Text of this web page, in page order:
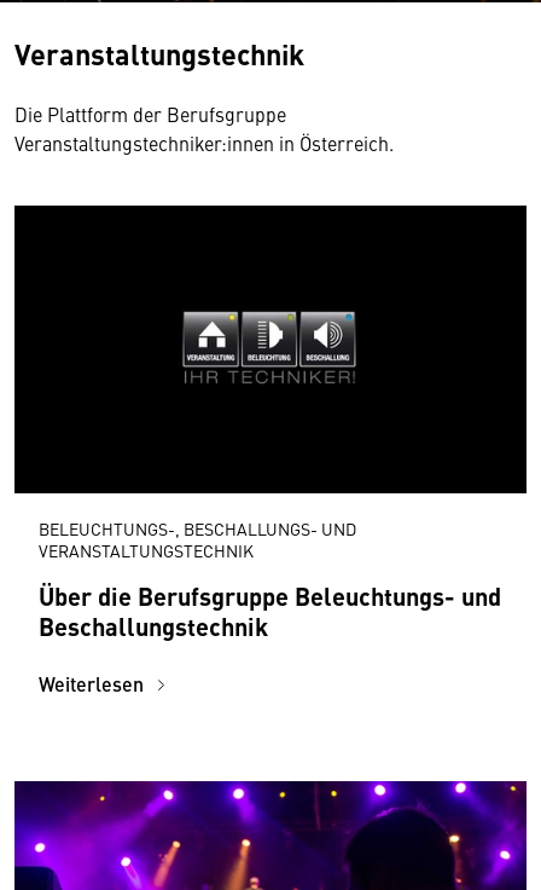
Veranstaltungstechnik
Die Plattform der Berufsgruppe
Veranstaltungstechniker:innen in Österreich.
BELEUCHTUNGS-, BESCHALLUNGS- UND
VERANSTALTUNGSTECHNIK
Über die Berufsgruppe Beleuchtungs- und
Beschallungstechnik
Weiterlesen